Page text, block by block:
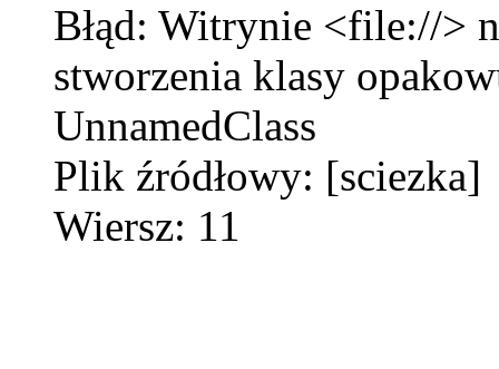
Błąd: Witrynie <file://>
stworzenia klasy
UnnamedClass
Plik źródłowy: [sciezka]
Wiersz: 11